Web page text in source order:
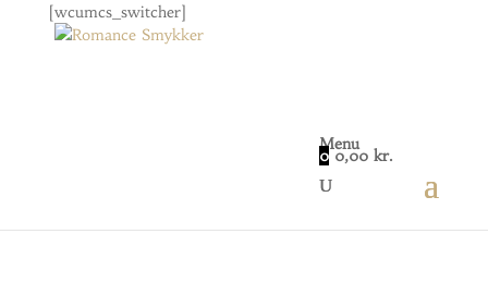
[wcumcs_switcher]
Menu
0 0,00kr.
/ Oval mat halskæde med